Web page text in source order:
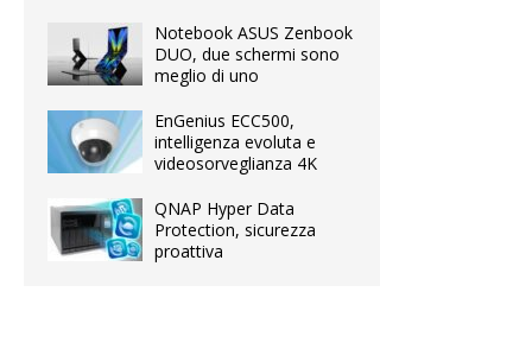
Notebook ASUS Zenbook
DUO, due schermi sono
meglio di uno
EnGenius ECC500,
intelligenza evoluta e
videosorveglianza 4K
QNAP Hyper Data
Protection, sicurezza
proattiva